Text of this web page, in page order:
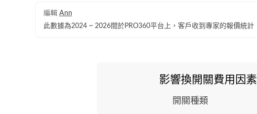
編輯 Ann
此數據為2024 ~ 2026間於PRO360平台上，客戶收到專家的報價統計
影響換開關費用因素
開關種類